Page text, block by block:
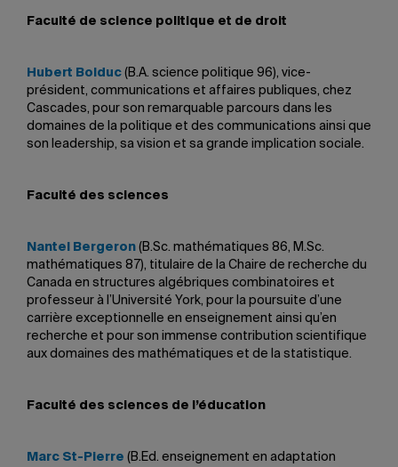
Faculté de science politique et de droit
Hubert Bolduc (B.A. science politique 96), vice-
président, communications et affaires publiques, chez
Cascades, pour son remarquable parcours dans les
domaines de la politique et des communications ainsi que
son leadership, sa vision et sa grande implication sociale.
Faculté des sciences
Nantel Bergeron (B.Sc. mathématiques 86, M.Sc.
mathématiques 87), titulaire de la Chaire de recherche du
Canada en structures algébriques combinatoires et
professeur à l’Université York, pour la poursuite d’une
carrière exceptionnelle en enseignement ainsi qu’en
recherche et pour son immense contribution scientifique
aux domaines des mathématiques et de la statistique.
Faculté des sciences de l’éducation
Marc St-Pierre (B.Ed. enseignement en adaptation